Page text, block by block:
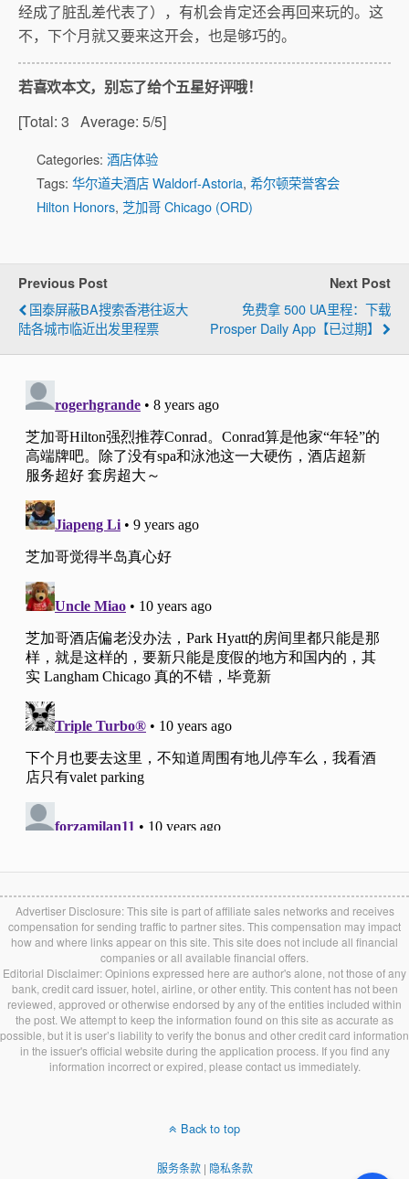
经成了脏乱差代表了），有机会肯定还会再回来玩的。这
不，下个月就又要来这开会，也是够巧的。
若喜欢本文，别忘了给个五星好评哦！
[Total: 3 Average: 5/5]
Categories: 酒店体验
Tags: 华尔道夫酒店 Waldorf-Astoria, 希尔顿荣誉客会
Hilton Honors, 芝加哥 Chicago (ORD)
Previous Post
国泰屏蔽BA搜索香港往返大
陆各城市临近出发里程票
Next Post
免费拿 500 UA里程：下载
Prosper Daily App【已过期】
Advertiser Disclosure: This site is part of affiliate sales networks and receives
compensation for sending traffic to partner sites. This compensation may impact
how and where links appear on this site. This site does not include all financial
companies or all available financial offers.
Editorial Disclaimer: Opinions expressed here are author's alone, not those of any
bank, credit card issuer, hotel, airline, or other entity. This content has not been
reviewed, approved or otherwise endorsed by any of the entities included within
the post. We attempt to keep the information found on this site as accurate as
possible, but it is user’s liability to verify the bonus and other credit card information
in the issuer's official website during the application process. If you find any
information incorrect or expired, please contact us immediately.
Back to top
服务条款| 隐私条款